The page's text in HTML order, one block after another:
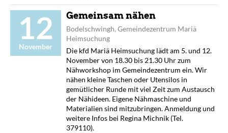
12
November
Gemeinsam nähen
Bodelschwingh, Gemeindezentrum Mariä
Heimsuchung
Die kfd Mariä Heimsuchung lädt am 5. und 12.
November von 18.30 bis 21.30 Uhr zum
Nähworkshop im Gemeindezentrum ein. Wir
nähen kleine Taschen oder Utensilos in
gemütlicher Runde mit viel Zeit zum Austausch
der Nähideen. Eigene Nähmaschine und
Materialien sind mitzubringen. Anmeldung und
weitere Infos bei Regina Michnik (Tel.
379110).